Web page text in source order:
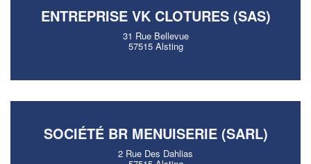
ENTREPRISE VK CLOTURES (SAS)
31 Rue Bellevue
57515 Alsting
SOCIÉTÉ BR MENUISERIE (SARL)
2 Rue Des Dahlias
✕
Vous êtes un
professionnel ?
nouveaux clients!
En savoir plus